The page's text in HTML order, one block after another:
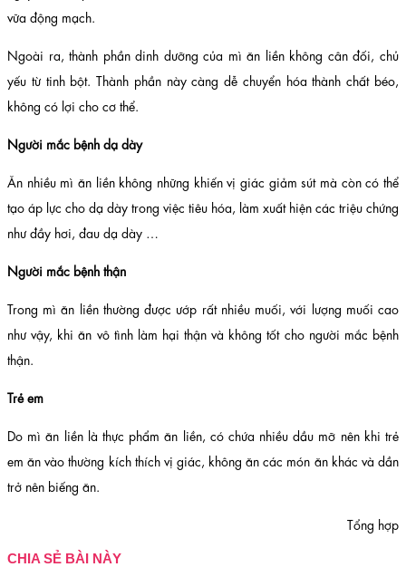
vữa động mạch.
Ngoài ra, thành phần dinh dưỡng của mì ăn liền không cân đối, chủ
yếu từ tinh bột. Thành phần này càng dễ chuyển hóa thành chất béo,
không có lợi cho cơ thể.
Người mắc bệnh dạ dày
Ăn nhiều mì ăn liền không những khiến vị giác giảm sút mà còn có thể
tạo áp lực cho dạ dày trong việc tiêu hóa, làm xuất hiện các triệu chứng
như đầy hơi, đau dạ dày …
Người mắc bệnh thận
Trong mì ăn liền thường được ướp rất nhiều muối, với lượng muối cao
như vậy, khi ăn vô tình làm hại thận và không tốt cho người mắc bệnh
thận.
Trẻ em
Do mì ăn liền là thực phẩm ăn liền, có chứa nhiều dầu mỡ nên khi trẻ
em ăn vào thường kích thích vị giác, không ăn các món ăn khác và dần
trở nên biếng ăn.
Tổng hợp
CHIA SẺ BÀI NÀY